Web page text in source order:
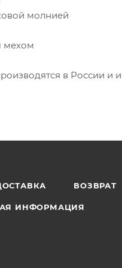
молнией
мехом
в России и
ВОЗВРАТ
ИНФОРМАЦИЯ